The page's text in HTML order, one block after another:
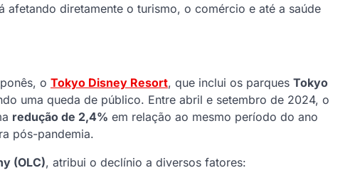
afetando diretamente o turismo, o comércio e até a saúde
o Tokyo Disney Resort, que inclui os parques Tokyo
uma queda de público. Entre abril e setembro de 2024, o
redução de 2,4% em relação ao mesmo período do ano
pós-pandemia.
(OLC), atribui o declínio a diversos fatores: